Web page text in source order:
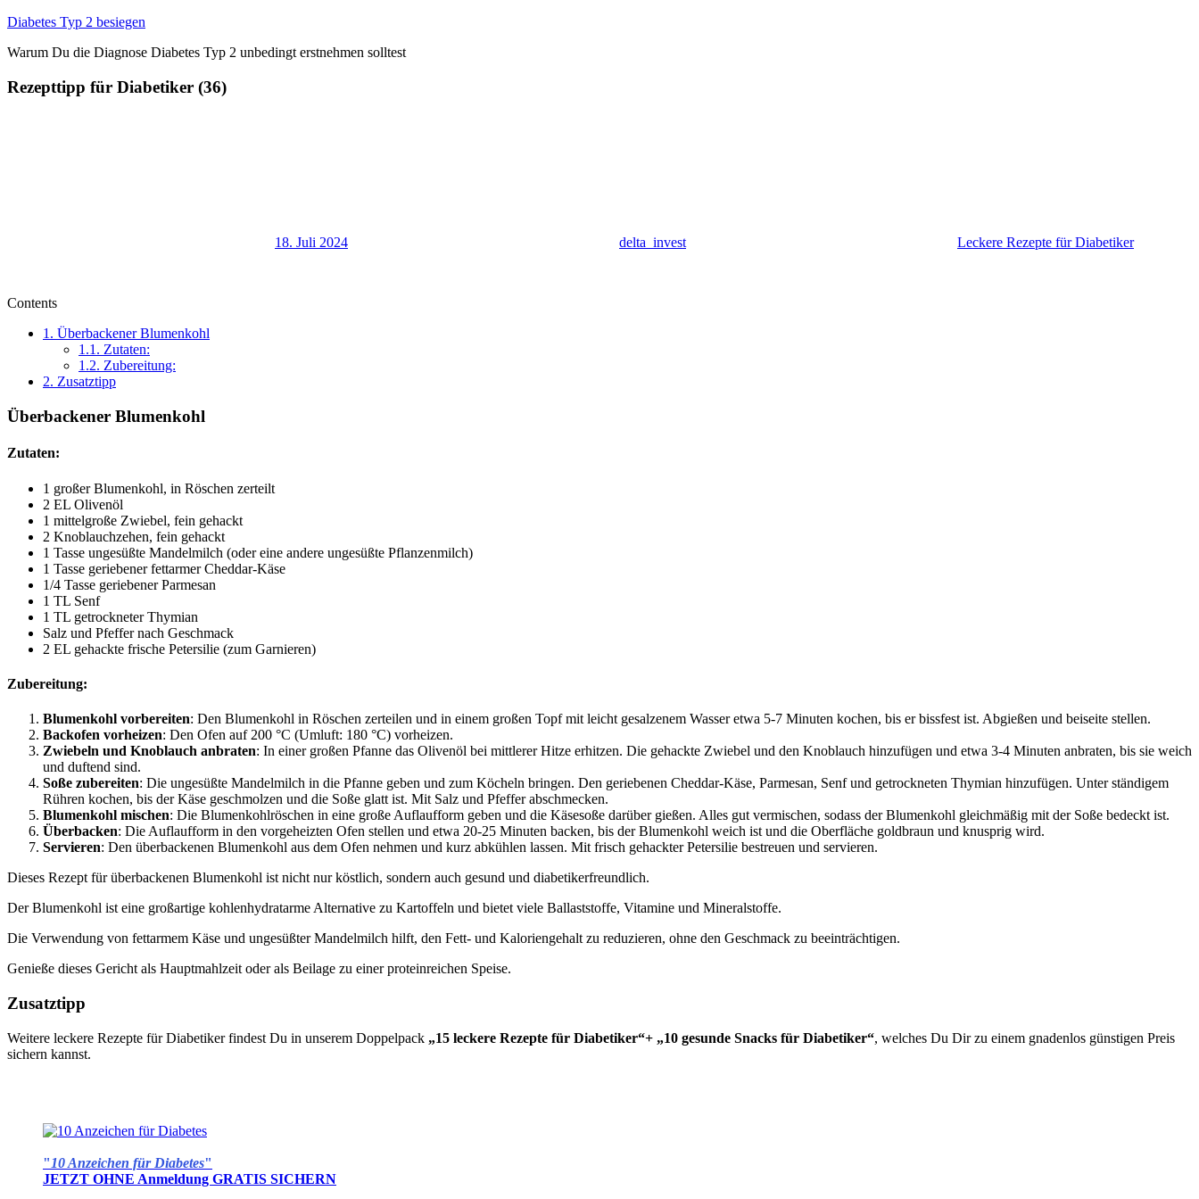
Zum
springen
Diabetes Typ 2 besiegen
Warum Du die Diagnose Diabetes Typ 2 unbedingt erstnehmen solltest
Rezepttipp für Diabetiker (36)
18. Juli 2024 delta_invest Leckere Rezepte für Diabetiker
Contents
1. Überbackener Blumenkohl
1.1. Zutaten:
1.2. Zubereitung:
2. Zusatztipp
Überbackener Blumenkohl
Zutaten:
1 großer Blumenkohl, in Röschen zerteilt
2 EL Olivenöl
1 mittelgroße Zwiebel, fein gehackt
2 Knoblauchzehen, fein gehackt
1 Tasse ungesüßte Mandelmilch (oder eine andere ungesüßte Pflanzenmilch)
1 Tasse geriebener fettarmer Cheddar-Käse
1/4 Tasse geriebener Parmesan
1 TL Senf
1 TL getrockneter Thymian
Salz und Pfeffer nach Geschmack
2 EL gehackte frische Petersilie (zum Garnieren)
Zubereitung:
Blumenkohl vorbereiten: Den Blumenkohl in Röschen zerteilen und in einem großen Topf mit leicht gesalzenem Wasser etwa 5-7 Minuten kochen, bis er bissfest ist. Abgießen und beiseite stellen.
Backofen vorheizen: Den Ofen auf 200 °C (Umluft: 180 °C) vorheizen.
Zwiebeln und Knoblauch anbraten: In einer großen Pfanne das Olivenöl bei mittlerer Hitze erhitzen. Die gehackte Zwiebel und den Knoblauch hinzufügen und etwa 3-4 Minuten anbraten, bis sie weich
und duftend sind.
Soße zubereiten: Die ungesüßte Mandelmilch in die Pfanne geben und zum Köcheln bringen. Den geriebenen Cheddar-Käse, Parmesan, Senf und getrockneten Thymian hinzufügen. Unter ständigem
Rühren kochen, bis der Käse geschmolzen und die Soße glatt ist. Mit Salz und Pfeffer abschmecken.
Blumenkohl mischen: Die Blumenkohlröschen in eine große Auflaufform geben und die Käsesoße darüber gießen. Alles gut vermischen, sodass der Blumenkohl gleichmäßig mit der Soße bedeckt ist.
Überbacken: Die Auflaufform in den vorgeheizten Ofen stellen und etwa 20-25 Minuten backen, bis der Blumenkohl weich ist und die Oberfläche goldbraun und knusprig wird.
Servieren: Den überbackenen Blumenkohl aus dem Ofen nehmen und kurz abkühlen lassen. Mit frisch gehackter Petersilie bestreuen und servieren.
Dieses Rezept für überbackenen Blumenkohl ist nicht nur köstlich, sondern auch gesund und diabetikerfreundlich.
Der Blumenkohl ist eine großartige kohlenhydratarme Alternative zu Kartoffeln und bietet viele Ballaststoffe, Vitamine und Mineralstoffe.
Die Verwendung von fettarmem Käse und ungesüßter Mandelmilch hilft, den Fett- und Kaloriengehalt zu reduzieren, ohne den Geschmack zu beeinträchtigen.
Genieße dieses Gericht als Hauptmahlzeit oder als Beilage zu einer proteinreichen Speise.
Zusatztipp
Weitere leckere Rezepte für Diabetiker findest Du in unserem Doppelpack „15 leckere Rezepte für Diabetiker“+ „10 gesunde Snacks für Diabetiker“, welches Du Dir zu einem gnadenlos günstigen Preis
sichern kannst.
" 10 Anzeichen für Diabetes"
JETZT OHNE Anmeldung GRATIS SICHERN